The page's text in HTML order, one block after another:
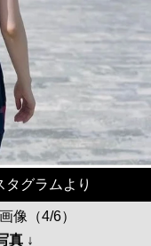
グラムより
像（4/6）
真 ↓